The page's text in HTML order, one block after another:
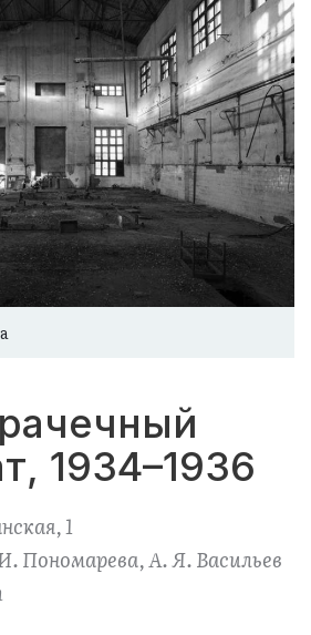
1934–1936
1
Пономарева, А. Я. Васильев